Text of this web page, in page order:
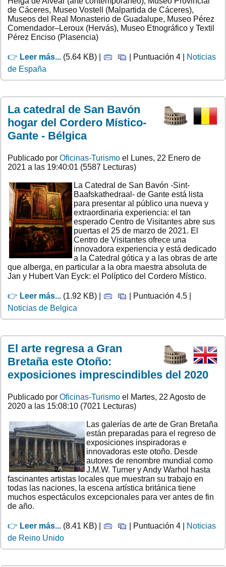
de Cáceres, Museo Vostell (Malpartida de Cáceres),
Museos del Real Monasterio de Guadalupe, Museo Pérez
Comendador–Leroux (Hervás), Museo Etnográfico y Textil
Pérez Enciso (Plasencia)
👉 Leer más... (5.64 KB) | | Puntuación 4 |
Noticias
de España
La catedral de San Bavón
hogar del Cordero Místico-
Gante - Bélgica
Publicado por Oficinas-Turismo el Lunes, 22 Enero de
2021 a las 19:40:01 (5587 Lecturas)
La Catedral de San Bavón -Sint-
Baafskathedraal- de Gante está lista
para presentar al público una nueva y
extraordinaria experiencia: el tan
esperado Centro de Visitantes abre sus
puertas el 25 de marzo de 2021. El
Centro de Visitantes ofrece una
innovadora experiencia y está dedicado
a la Catedral gótica y a las obras de arte
que alberga, en particular a la obra maestra absoluta de
Jan y Hubert Van Eyck: el Políptico del Cordero Místico.
👉 Leer más... (1.92 KB) |
| Puntuación 4.5 |
Noticias de Belgica
El arte regresa a Gran
Bretaña este Otoño:
exposiciones imprescindibles del 2020
Publicado por Oficinas-Turismo el Martes, 22 Agosto de
2020 a las 15:08:10 (7021 Lecturas)
Las galerías de arte de Gran Bretaña
están preparadas para el regreso de
exposiciones inspiradoras e
innovadoras este otoño. Desde
autores de renombre mundial como
J.M.W. Turner y Andy Warhol hasta
fascinantes artistas locales que muestran su trabajo en
todas las naciones, la escena artística británica tiene
muchos espectáculos excepcionales para ver antes de fin
de año.
👉 Leer más... (8.41 KB) | | Puntuación 4 |
Noticias
de Reino Unido